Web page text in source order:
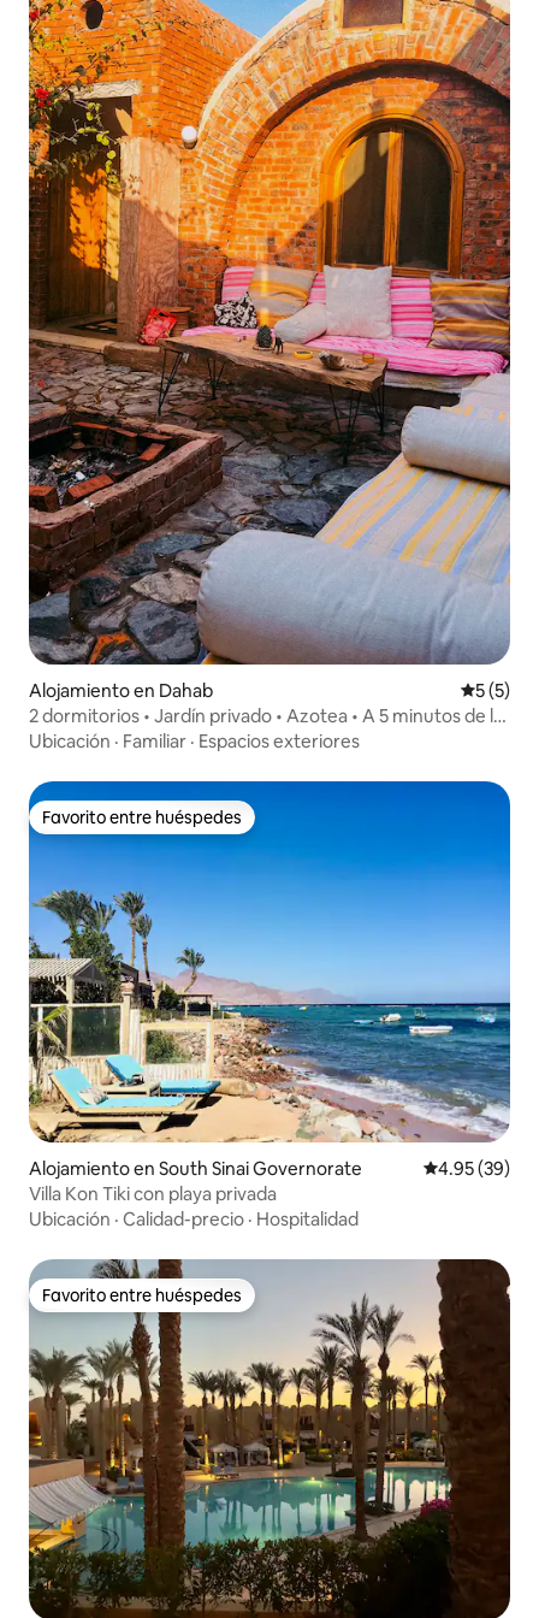
Alojamiento en Dahab
5 (5)
2 dormitorios • Jardín privado • Azotea • A 5 minutos de la
playa
Ubicación · Familiar · Espacios exteriores
Favorito entre huéspedes
Favorito entre huéspedes
Alojamiento en South Sinai Governorate Calificación
4.95 (39)
Villa Kon Tiki con playa privada
Ubicación · Calidad-precio · Hospitalidad
Favorito entre huéspedes
Favorito entre huéspedes